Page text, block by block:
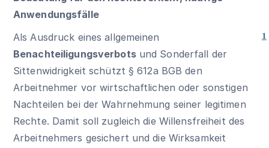
Anwendungsfälle
1
Als Ausdruck eines allgemeinen
Benachteiligungsverbotsund Sonderfall der
Sittenwidrigkeit schützt § 612a BGB den
Arbeitnehmer vor wirtschaftlichen oder sonstigen
Nachteilen bei der Wahrnehmung seiner legitimen
Rechte. Damit soll zugleich die Willensfreiheit des
Arbeitnehmers gesichert und die Wirksamkeit